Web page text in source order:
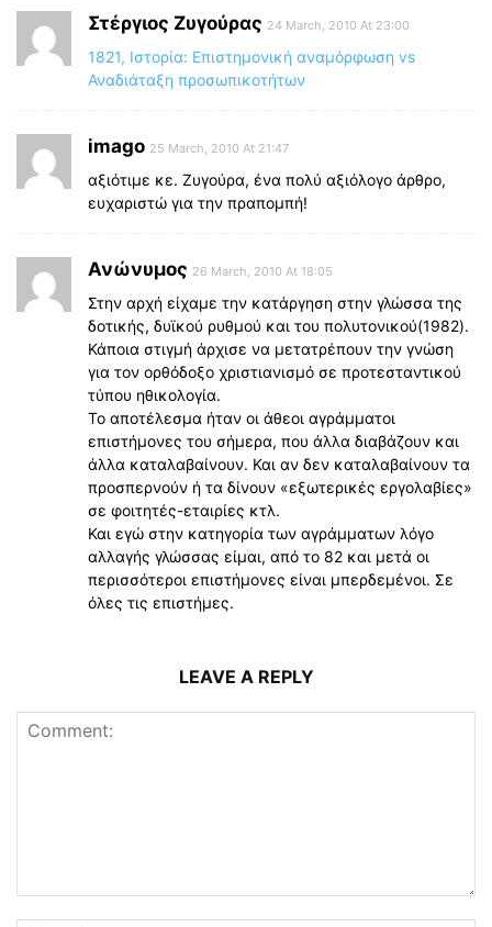
Στέργιος Ζυγούρας 24 March, 2010 At 23:00
1821, Ιστορία: Επιστημονική αναμόρφωση vs
Αναδιάταξη προσωπικοτήτων
imago 25 March, 2010 At 21:47
αξιότιμε κε. Ζυγούρα, ένα πολύ αξιόλογο άρθρο,
ευχαριστώ για την πραπομπή!
Ανώνυμος 26 March, 2010 At 18:05
Στην αρχή είχαμε την κατάργηση στην γλώσσα της
δοτικής, δυϊκού ρυθμού και του πολυτονικού(1982).
Κάποια στιγμή άρχισε να μετατρέπουν την γνώση
για τον ορθόδοξο χριστιανισμό σε προτεσταντικού
τύπου ηθικολογία.
Το αποτέλεσμα ήταν οι άθεοι αγράμματοι
επιστήμονες του σήμερα, που άλλα διαβάζουν και
άλλα καταλαβαίνουν. Και αν δεν καταλαβαίνουν τα
προσπερνούν ή τα δίνουν «εξωτερικές εργολαβίες»
σε φοιτητές-εταιρίες κτλ.
Και εγώ στην κατηγορία των αγράμματων λόγο
αλλαγής γλώσσας είμαι, από το 82 και μετά οι
περισσότεροι επιστήμονες είναι μπερδεμένοι. Σε
όλες τις επιστήμες.
LEAVE A REPLY